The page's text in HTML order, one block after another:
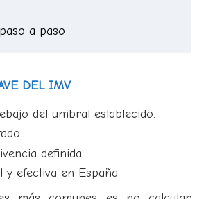
a paso
DEL IMV
del umbral establecido.
definida.
y efectiva en España.